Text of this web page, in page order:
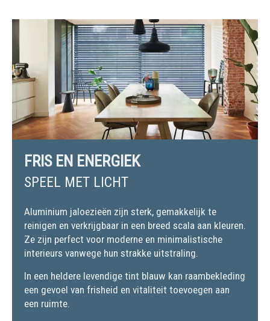
FRIS EN ENERGIEK
SPEEL MET LICHT
Aluminium jaloezieën zijn sterk, gemakkelijk te
reinigen en verkrijgbaar in een breed scala aan kleuren.
Ze zijn perfect voor moderne en minimalistische
interieurs vanwege hun strakke uitstraling.
In een heldere levendige tint blauw kan raambekleding
een gevoel van frisheid en vitaliteit toevoegen aan
een ruimte.